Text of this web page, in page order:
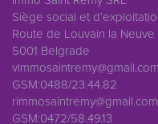
Siège social et
Route de Louvain la Neuve
5001 Belgrade
vimmosaintremy@gmail.com
GSM:0488/23.44.82
rimmosaintremy@gmail.com
GSM:0472/58.49.13